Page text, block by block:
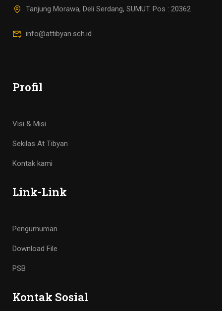
Tanjung Morawa, Deli Serdang, SUMUT. Pos : 20362
info@attibyan.sch.id
Profil
Visi & Misi
Sekilas At Tibyan
Kontak kami
Link-Link
Pengumuman
Download File
PSB
Kontak Sosial